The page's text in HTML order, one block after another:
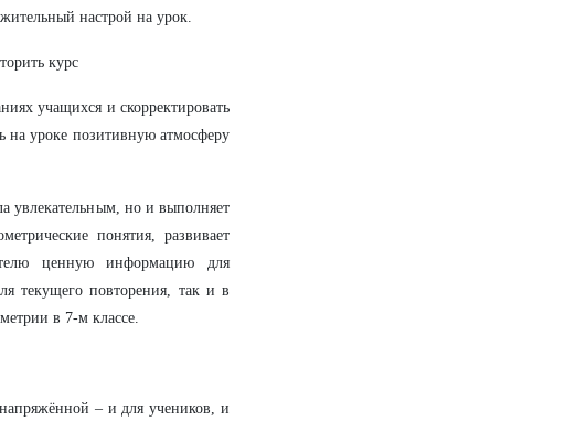
настрой на урок.
курс
учащихся и скорректировать
на уроке позитивную атмосферу
увлекательным, но и выполняет
понятия, развивает
ценную информацию для
текущего повторения, так и в
в 7-м классе.
– и для учеников, и